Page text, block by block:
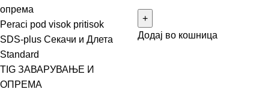
опрема
Peraci pod visok pritisok
SDS-plus Секачи и Длета
Standard
TIG ЗАВАРУВАЊЕ И
ОПРЕМА
Додај во кошница